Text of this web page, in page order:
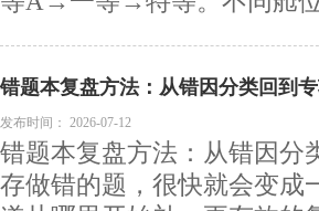
错题本复盘方法：从错因分类回到专
发布时间： 2026-07-12
错题本复盘方法：从错因分
存做错的题，很快就会变成